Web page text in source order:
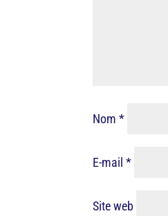
Nom*
E-mail*
Site web